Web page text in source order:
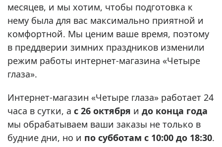
месяцев, и мы хотим, чтобы подготовка к
нему была для вас максимально приятной и
комфортной. Мы ценим ваше время, поэтому
в преддверии зимних праздников изменили
режим работы интернет-магазина «Четыре
глаза».
Интернет-магазин «Четыре глаза» работает 24
часа в сутки, а с 26 октября и до конца года
мы обрабатываем ваши заказы не только в
будние дни, но и по субботам с 10:00 до 18:30.